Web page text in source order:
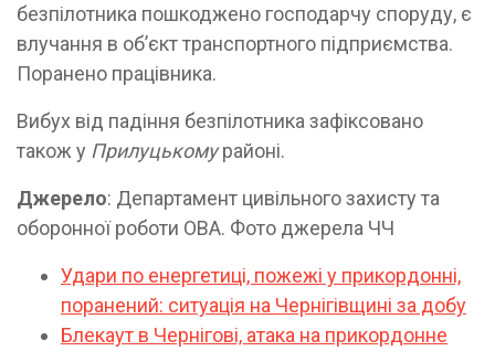
безпілотника пошкоджено господарчу споруду, є
влучання в обʼєкт транспортного підприємства.
Поранено працівника.
Вибух від падіння безпілотника зафіксовано
також у Прилуцькомурайоні.
Джерело: Департамент цивільного захисту та
оборонної роботи ОВА. Фото джерела ЧЧ
Удари по енергетиці, пожежі у прикордонні,
поранений: ситуація на Чернігівщині за добу
Блекаут в Чернігові, атака на прикордонне